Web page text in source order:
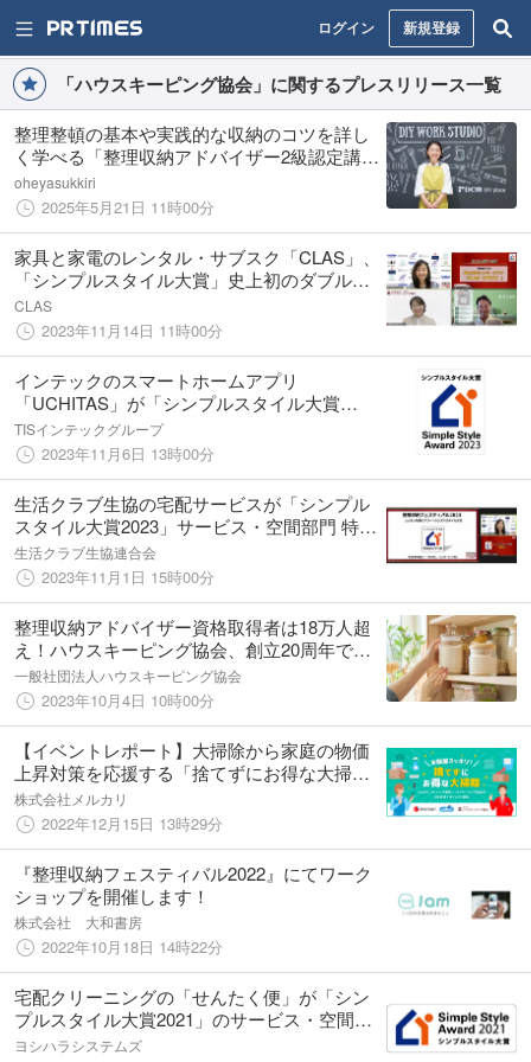
ログイン 新規登録
「ハウスキーピング協会」に関するプレスリリース一覧
整理整頓の基本や実践的な収納のコツを詳し
く学べる「整理収納アドバイザー2級認定講
座」を開催
oheyasukkiri
2025年5月21日 11時00分
家具と家電のレンタル・サブスク「CLAS」、
「シンプルスタイル大賞」史上初のダブル受
賞！！SDGs部門「金賞」、サービス・空間
部門「銀賞」
CLAS
2023年11月14日 11時00分
インテックのスマートホームアプリ
「UCHITAS」が「シンプルスタイル大賞
2023」の「特別賞」を受賞
TISインテックグループ
2023年11月6日 13時00分
生活クラブ生協の宅配サービスが「シンプル
スタイル大賞2023」サービス・空間部門 特別
賞を受賞！
生活クラブ生協連合会
2023年11月1日 15時00分
整理収納アドバイザー資格取得者は18万人超
え！ハウスキーピング協会、創立20周年で新
たなステージへ
一般社団法人ハウスキーピング協会
2023年10月4日 10時00分
【イベントレポート】大掃除から家庭の物価
上昇対策を応援する「捨てずにお得な大掃
除」プロジェクトを始動！メルカリ、ウエル
シア薬局、ハウスキーピング協会の3者が連携
株式会社メルカリ
2022年12月15日 13時29分
『整理収納フェスティバル2022』にてワーク
ショップを開催します！
株式会社 大和書房
2022年10月18日 14時22分
宅配クリーニングの「せんたく便」が「シン
プルスタイル大賞2021」のサービス・空間部
門で特別賞を受賞
ヨシハラシステムズ